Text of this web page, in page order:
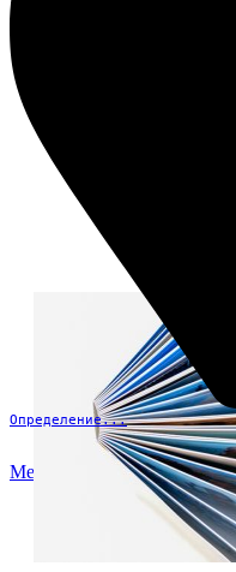
Определение...
Меню